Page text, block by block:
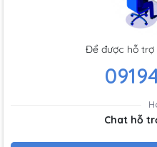
Để được hỗ
Chat hỗ